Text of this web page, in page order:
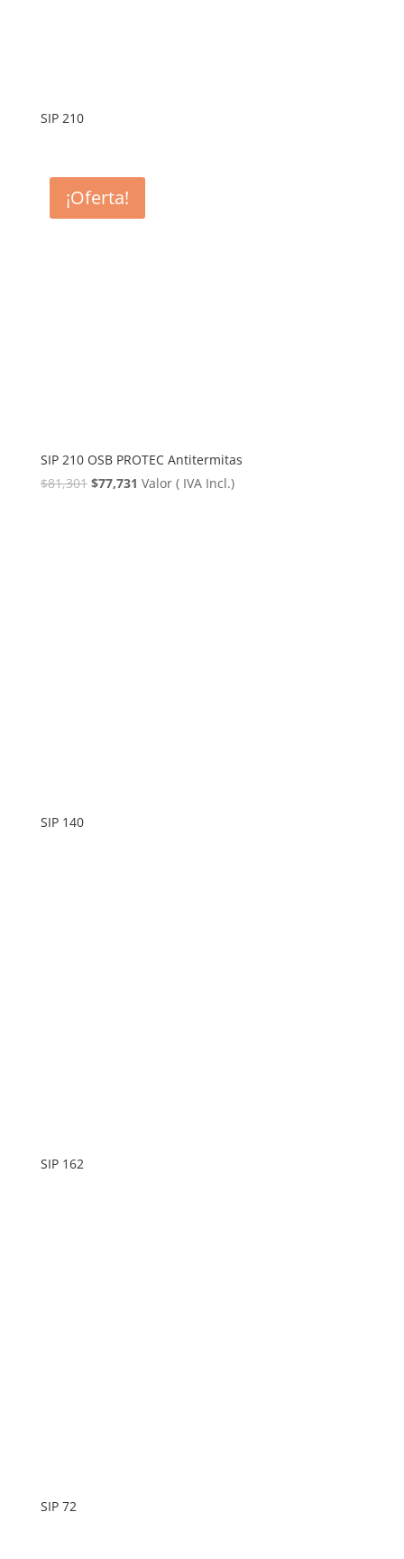
SIP 210
¡Oferta!
SIP 210 OSB PROTEC Antitermitas
$81,301 El
$77,731 El
Valor ( IVA Incl.)
SIP 140
SIP 162
SIP 72